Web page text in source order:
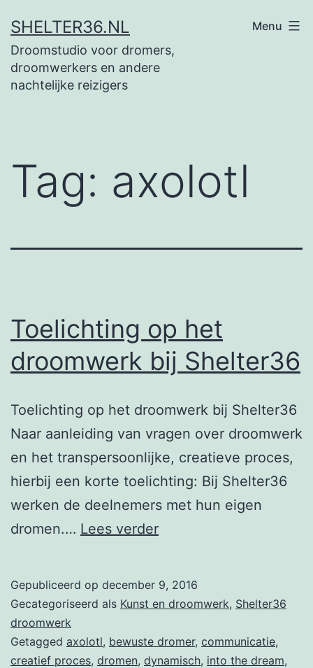
naar
de
inhoud
SHELTER36.NL
Droomstudio voor dromers,
droomwerkers en andere
nachtelijke reizigers
Menu
Tag: axolotl
Toelichting op het
droomwerk bij Shelter36
Toelichting op het droomwerk bij Shelter36
Naar aanleiding van vragen over droomwerk
en het transpersoonlijke, creatieve proces,
hierbij een korte toelichting: Bij Shelter36
werken de deelnemers met hun eigen
dromen.… Lees verderToelichting
droomwerk
Shelter36
Gepubliceerd op december 9, 2016
Gecategoriseerd als Kunst en droomwerk, Shelter36
droomwerk
Getagged axolotl, bewuste dromer, communicatie,
creatief proces, dromen, dynamisch, into the dream,